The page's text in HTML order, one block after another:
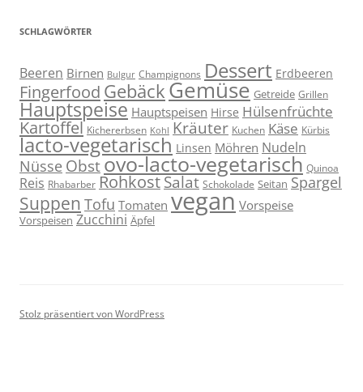
SCHLAGWÖRTER
Beeren Birnen Bulgur Champignons Dessert Erdbeeren
Fingerfood Gebäck Gemüse Getreide Grillen
Hauptspeise Hauptspeisen Hirse Hülsenfrüchte
Kartoffel Kichererbsen Kohl Kräuter Kuchen Käse Kürbis
lacto-vegetarisch Linsen Möhren Nudeln
Nüsse Obstovo-lacto-vegetarisch Quinoa
Reis Rhabarber Rohkost Salat Schokolade Seitan Spargel
Suppen Tofu Tomaten vegan Vorspeise
Vorspeisen Zucchini Äpfel
Stolz präsentiert von WordPress